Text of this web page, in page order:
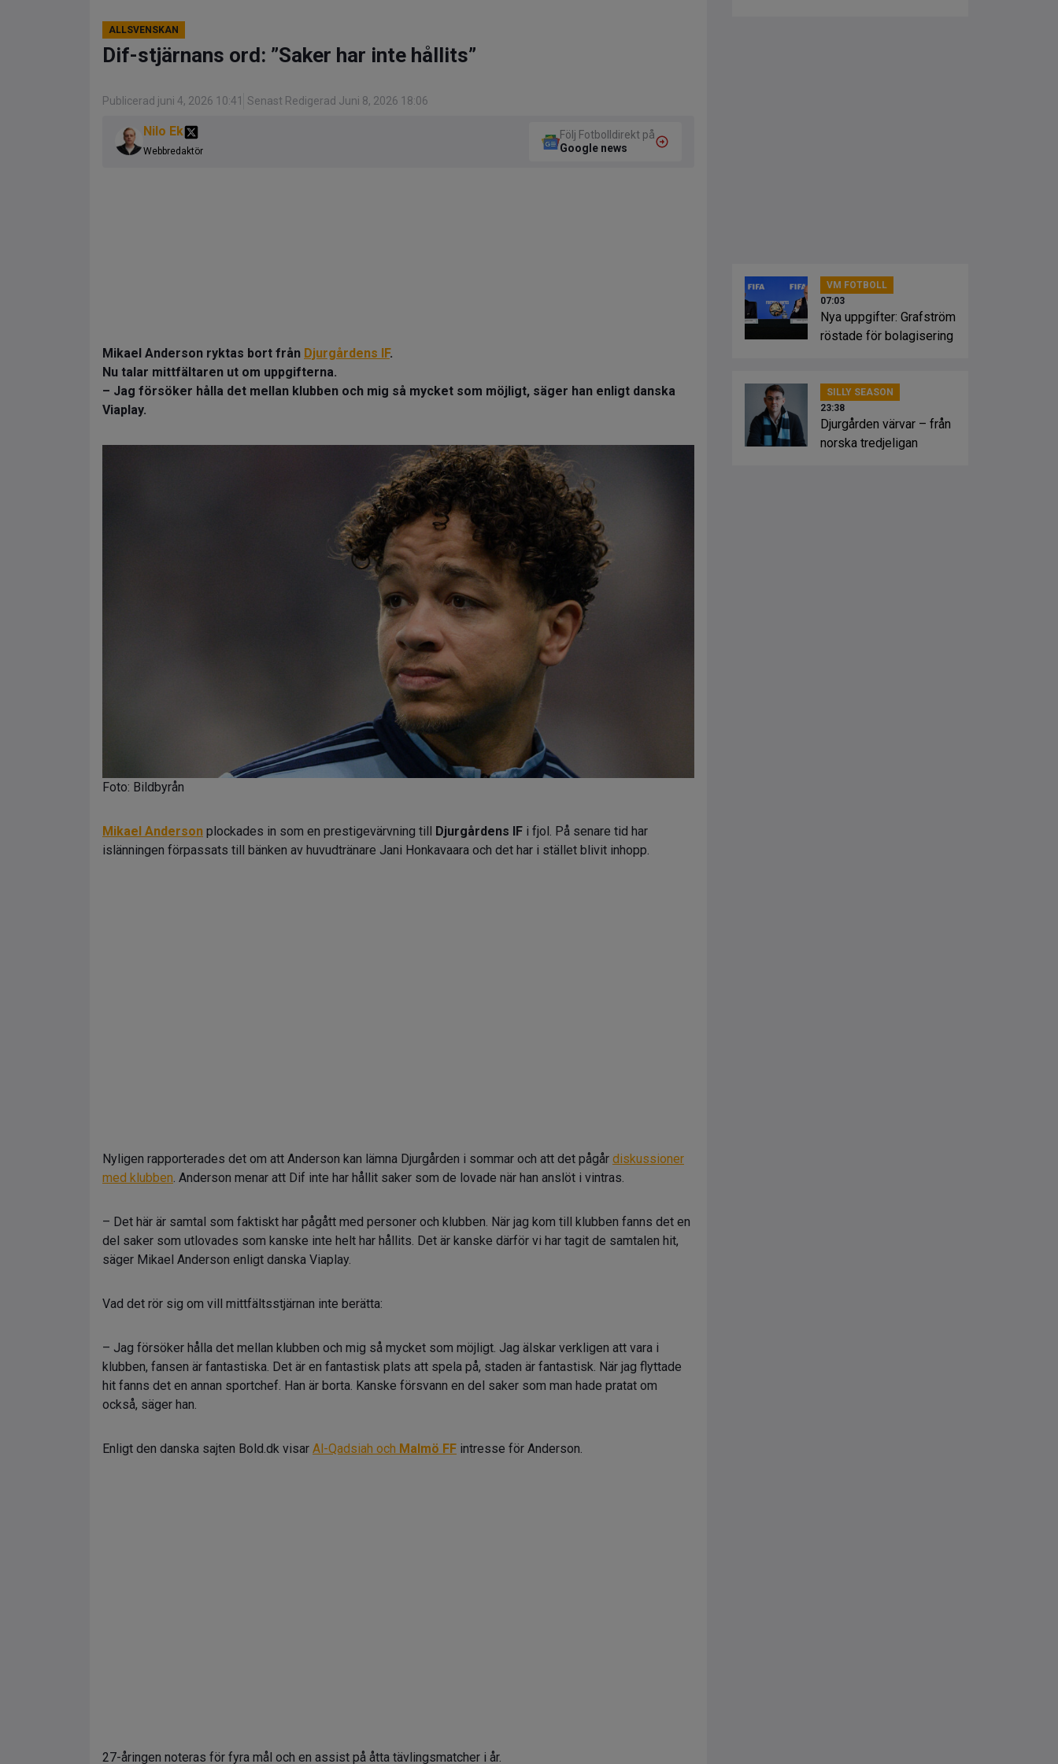
ALLSVENSKAN
Dif-stjärnans ord: ”Saker har inte hållits”
Publicerad juni 4, 2026 10:41 Senast Redigerad Juni 8, 2026 18:06
Nilo Ek
Webbredaktör
Följ Fotbolldirekt på
Google news
Mikael Anderson ryktas bort från Djurgårdens IF.
Nu talar mittfältaren ut om uppgifterna.
– Jag försöker hålla det mellan klubben och mig så mycket som möjligt, säger han enligt danska
Viaplay.
Foto: Bildbyrån
Mikael Anderson plockades in som en prestigevärvning till Djurgårdens IF i fjol. På senare tid har
islänningen förpassats till bänken av huvudtränare Jani Honkavaara och det har i stället blivit inhopp.
Nyligen rapporterades det om att Anderson kan lämna Djurgården i sommar och att det pågår diskussioner
med klubben. Anderson menar att Dif inte har hållit saker som de lovade när han anslöt i vintras.
– Det här är samtal som faktiskt har pågått med personer och klubben. När jag kom till klubben fanns det en
del saker som utlovades som kanske inte helt har hållits. Det är kanske därför vi har tagit de samtalen hit,
säger Mikael Anderson enligt danska Viaplay.
Vad det rör sig om vill mittfältsstjärnan inte berätta:
– Jag försöker hålla det mellan klubben och mig så mycket som möjligt. Jag älskar verkligen att vara i
klubben, fansen är fantastiska. Det är en fantastisk plats att spela på, staden är fantastisk. När jag flyttade
hit fanns det en annan sportchef. Han är borta. Kanske försvann en del saker som man hade pratat om
också, säger han.
Enligt den danska sajten Bold.dk visar Al-Qadsiah och Malmö FF intresse för Anderson.
27-åringen noteras för fyra mål och en assist på åtta tävlingsmatcher i år.
VM FOTBOLL
07:03
Nya uppgifter: Grafström
röstade för bolagisering
SILLY SEASON
23:38
Djurgården värvar – från
norska tredjeligan